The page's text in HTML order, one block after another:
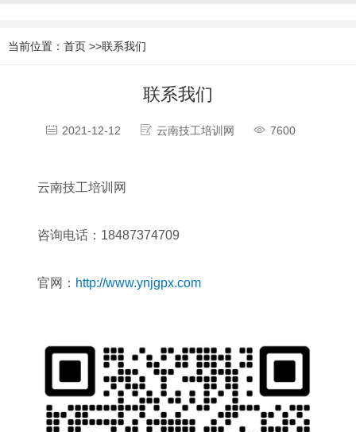
当前位置： 首页 >>联系我们
联系我们
2021-12-12 云南技工培训网 7600
云南技工培训网
咨询电话：18487374709
官网： http://www.ynjgpx.com